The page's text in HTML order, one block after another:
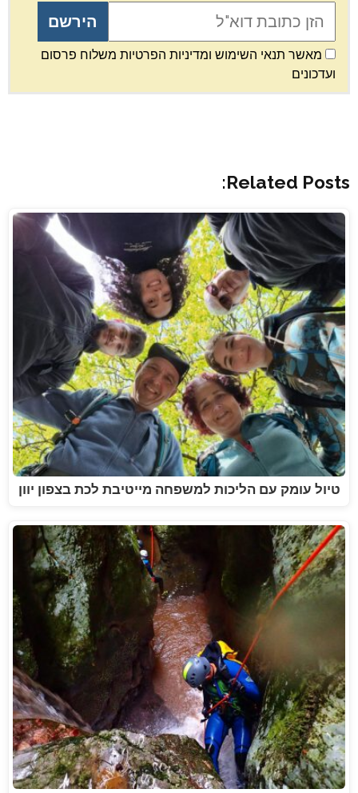
מאשר תנאי השימוש ומדיניות הפרטיות משלוח פרסום
ועדכונים
Related Posts:
טיול עומק עם הליכות למשפחה מייטיבת לכת בצפון יוון